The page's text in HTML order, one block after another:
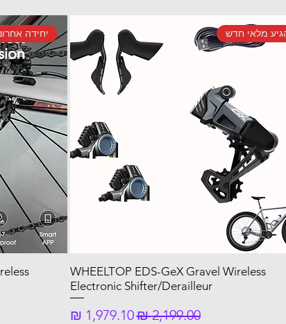
מלאי חדש
WHEELTOP EDS-GeX Gravel Wireless
Electronic Shifter/Derailleur
מחיר רגיל‏2,199.00 ‏₪ מחיר מבצע‏1,979.10 ‏₪
יחידה